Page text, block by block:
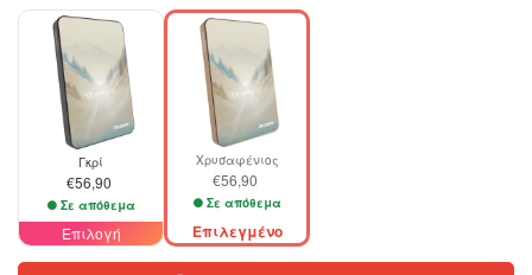
Γκρί
€56,90
Σε απόθεμα
Επιλογή
Χρυσαφένιος
€56,90
Σε απόθεμα
Επιλεγμένο